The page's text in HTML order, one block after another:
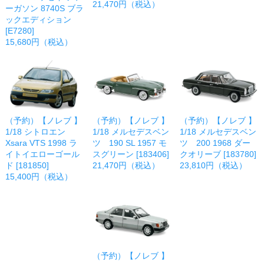
ーガソン 8740S ブラ
ックエディション
[E7280]
15,680円（税込）
21,470円（税込）
（予約）【ノレブ 】
1/18 シトロエン
Xsara VTS 1998 ラ
イトイエローゴール
ド [181850]
15,400円（税込）
（予約）【ノレブ 】
1/18 メルセデスベン
ツ 190 SL 1957 モ
スグリーン [183406]
21,470円（税込）
（予約）【ノレブ 】
1/18 メルセデスベン
ツ 200 1968 ダー
クオリーブ [183780]
23,810円（税込）
（予約）【ノレブ 】